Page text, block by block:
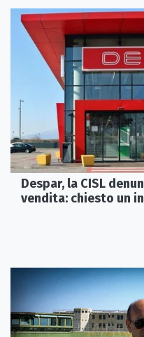
Despar, la CISL
vendita: chiesto un